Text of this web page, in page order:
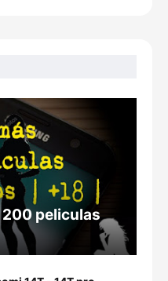
200 peliculas